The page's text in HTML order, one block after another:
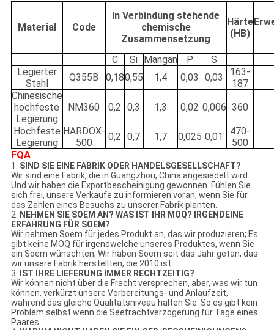
Material Code
In Verbindung stehende
chemische
Zusammensetzung
Härte
(HB)
C Si Mangan P
S
Legierter
Stahl
Q355B 0,180,55 1,4 0,03 0,03
163-
187
Chinesische
hochfeste
Legierung
NM360 0,2 0,3 1,3 0,02 0,006 360
Hochfeste
Legierung
HARDOX-
500
0,2 0,7 1,7 0,025 0,01
470-
500
FQA
1. SIND SIE EINE FABRIK ODER HANDELSGESELLSCHAFT?
Wir sind eine Fabrik, die in Guangzhou, China angesiedelt wird.
Und wir haben die Exportbescheinigung gewonnen. Fühlen Sie
sich frei, unsere Verkäufe zu informieren voran, wenn Sie für
das Zahlen eines Besuchs zu unserer Fabrik planten.
2. NEHMEN SIE SOEM AN? WAS IST IHR MOQ? IRGENDEINE
ERFAHRUNG FÜR SOEM?
Wir nehmen Soem für jedes Produkt an, das wir produzieren; Es
gibt keine MOQ für irgendwelche unseres Produktes, wenn Sie
ein Soem wünschten; Wir haben Soem seit das Jahr getan, das
wir unsere Fabrik herstellten, die 2010 ist
3. IST IHRE LIEFERUNG IMMER RECHTZEITIG?
Wir können nicht über die Fracht versprechen, aber, was wir tun
können, verkürzt unsere Vorbereitungs- und Anlaufzeit,
während das gleiche Qualitätsniveau halten Sie. So es gibt kein
Problem selbst wenn die Seefrachtverzögerung für Tage eines
Paares.